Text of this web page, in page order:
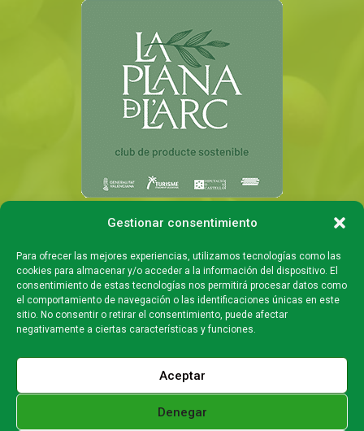
Gestionar consentimiento
Para ofrecer las mejores experiencias, utilizamos tecnologías como las
cookies para almacenar y/o acceder a la información del dispositivo. El
consentimiento de estas tecnologías nos permitirá procesar datos como
el comportamiento de navegación o las identificaciones únicas en este
sitio. No consentir o retirar el consentimiento, puede afectar
negativamente a ciertas características y funciones.
Aceptar
Denegar